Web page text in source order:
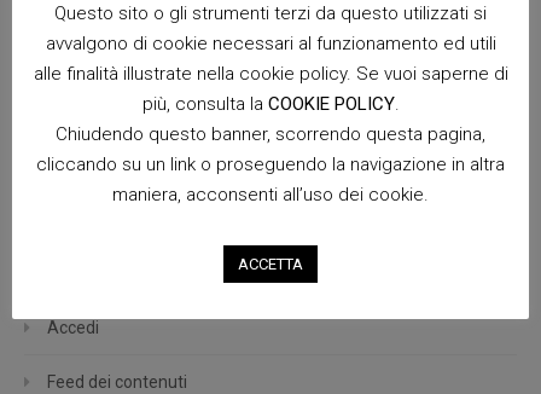
CodeCanyon
Photography
Uncategorized
Accedi
Feed dei contenuti
Questo sito o gli strumenti terzi da questo utilizzati si
avvalgono di cookie necessari al funzionamento ed utili
alle finalità illustrate nella cookie policy. Se vuoi saperne di
più, consulta la COOKIE POLICY.
Chiudendo questo banner, scorrendo questa pagina,
cliccando su un link o proseguendo la navigazione in altra
maniera, acconsenti all’uso dei cookie.
ACCETTA